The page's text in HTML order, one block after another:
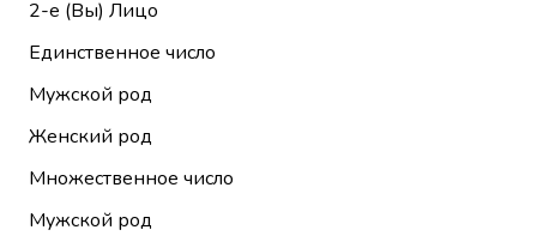
2-е (Вы) Лицо
Единственное число
Мужской род
Женский род
Множественное число
Мужской род